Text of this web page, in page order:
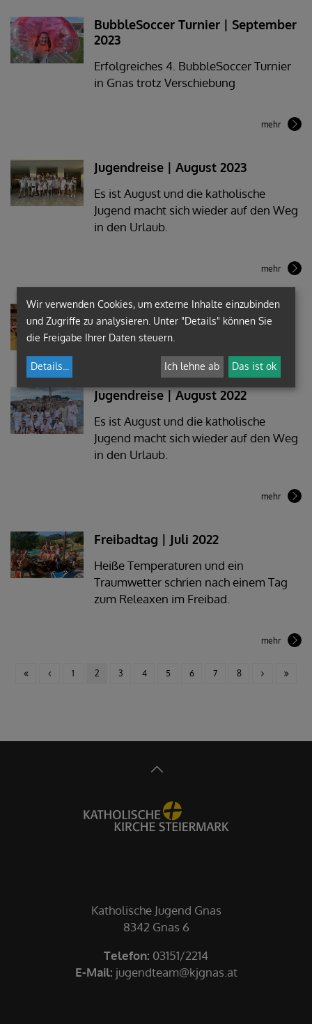
BubbleSoccer Turnier | September
2023
Erfolgreiches 4. BubbleSoccer Turnier
in Gnas trotz Verschiebung
mehr
Jugendreise | August 2023
Es ist August und die katholische
Jugend macht sich wieder auf den Weg
in den Urlaub.
mehr
Après-Ski-Party 2023 | Jänner 2023
Es war uns ein Fest!
Jugendreise | August 2022
Es ist August und die katholische
Jugend macht sich wieder auf den Weg
in den Urlaub.
mehr
Freibadtag | Juli 2022
Heiße Temperaturen und ein
Traumwetter schrien nach einem Tag
zum Releaxen im Freibad.
mehr
1 2 3 4 5 6 7 8
Katholische Jugend Gnas
8342 Gnas 6
Telefon: 03151/2214
E-Mail: jugendteam@kjgnas.at
Wir verwenden Cookies, um externe Inhalte einzubinden
und Zugriffe zu analysieren. Unter "Details" können Sie
die Freigabe Ihrer Daten steuern.
Details Ich lehne ab Das ist ok